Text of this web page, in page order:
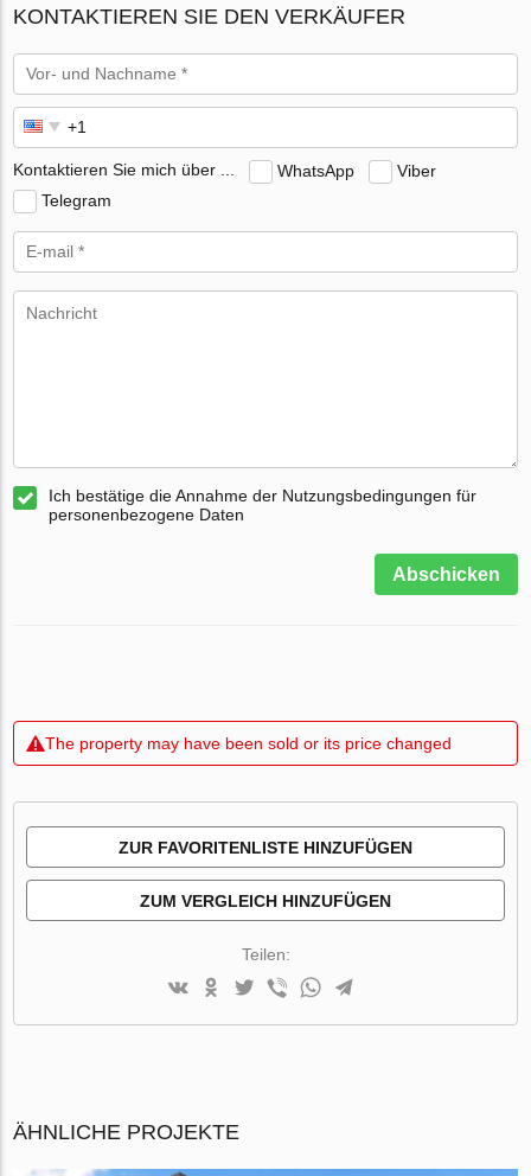
KONTAKTIEREN SIE DEN VERKÄUFER
Kontaktieren Sie mich über ... WhatsApp
Viber
Telegram
Ich bestätige die Annahme der Nutzungsbedingungen für
personenbezogene Daten
Abschicken
The property may have been sold or its price changed
ZUR FAVORITENLISTE HINZUFÜGEN
ZUM VERGLEICH HINZUFÜGEN
Teilen:
ÄHNLICHE PROJEKTE